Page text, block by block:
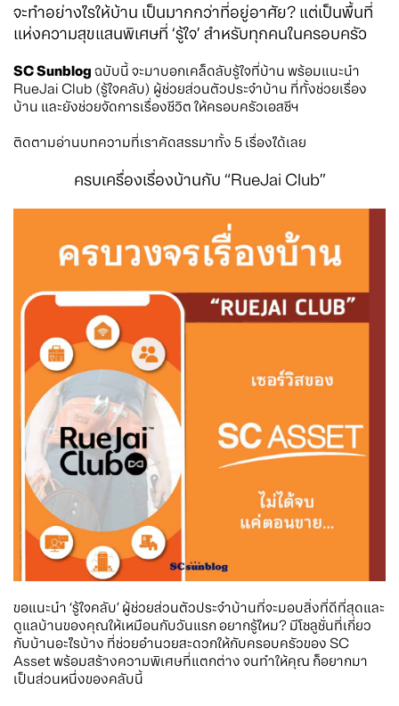
จะทำอย่างไรให้บ้าน เป็นมากกว่าที่อยู่อาศัย? แต่เป็นพื้นที่
แห่งความสุขแสนพิเศษที่ ‘รู้ใจ’ สำหรับทุกคนในครอบครัว
SC Sunblog ฉบับนี้ จะมาบอกเคล็ดลับรู้ใจที่บ้าน พร้อมแนะนำ
RueJai Club (รู้ใจคลับ) ผู้ช่วยส่วนตัวประจำบ้าน ที่ทั้งช่วยเรื่อง
บ้าน และยังช่วยจัดการเรื่องชีวิต ให้ครอบครัวเอสซีฯ
ติดตามอ่านบทความที่เราคัดสรรมาทั้ง 5 เรื่องได้เลย
ครบเครื่องเรื่องบ้านกับ “RueJai Club”
ขอแนะนำ ‘รู้ใจคลับ’ ผู้ช่วยส่วนตัวประจำบ้านที่จะมอบสิ่งที่ดีที่สุดและ
ดูแลบ้านของคุณให้เหมือนกับวันแรก อยากรู้ไหม? มีโซลูชั่นที่เกี่ยว
กับบ้านอะไรบ้าง ที่ช่วยอำนวยสะดวกให้กับครอบครัวของ SC
Asset พร้อมสร้างความพิเศษที่แตกต่าง จนทำให้คุณ ก็อยากมา
เป็นส่วนหนึ่งของคลับนี้